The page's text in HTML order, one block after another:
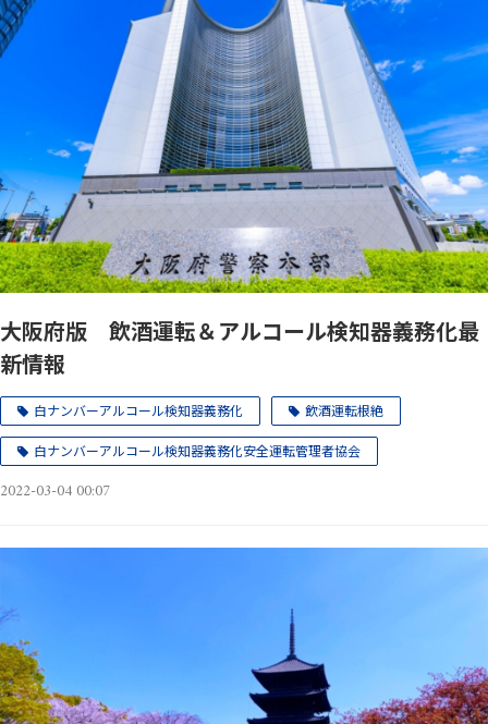
大阪府版 飲酒運転＆アルコール検知器義務化最
新情報
白ナンバーアルコール検知器義務化 飲酒運転根絶
白ナンバーアルコール検知器義務化安全運転管理者協会
2022-03-04 00:07